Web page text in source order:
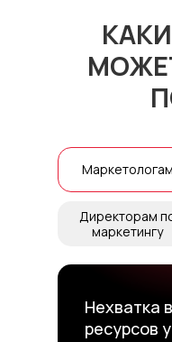
Маркетологам
Директорам
маркетингу
Нехватка
ресурсов